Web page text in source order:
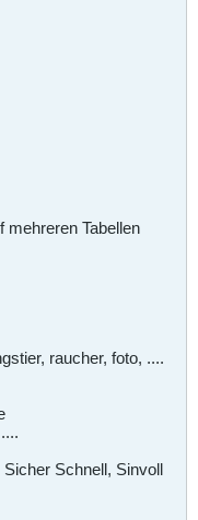
mehreren Tabellen
raucher, foto, ....
Schnell, Sinvoll